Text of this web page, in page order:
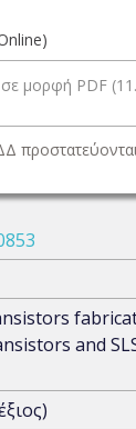
σε μορφή PDF
and